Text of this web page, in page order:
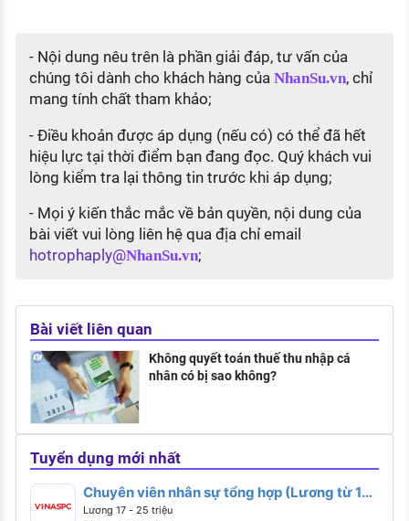
- Nội dung nêu trên là phần giải đáp, tư vấn của
chúng tôi dành cho khách hàng của NhanSu.vn, chỉ
mang tính chất tham khảo;
- Điều khoản được áp dụng (nếu có) có thể đã hết
hiệu lực tại thời điểm bạn đang đọc. Quý khách vui
lòng kiểm tra lại thông tin trước khi áp dụng;
- Mọi ý kiến thắc mắc về bản quyền, nội dung của
bài viết vui lòng liên hệ qua địa chỉ email
hotrophaply@NhanSu.vn;
Bài viết liên quan
Không quyết toán thuế thu nhập cá
nhân có bị sao không?
Tuyển dụng mới nhất
Chuyên viên nhân sự tổng hợp (Lương từ 17 -
25 triệu)
Lương 17 - 25 triệu